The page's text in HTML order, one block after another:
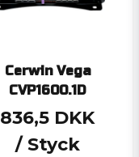
Cerwin Vega
CVP1600.1D
836,5 DKK
/ Styck